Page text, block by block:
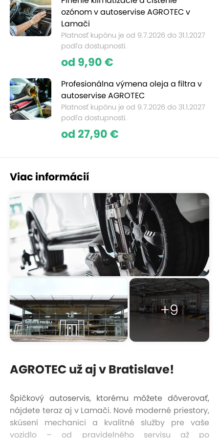
ozónom v autoservise AGROTEC v
Lamači
Platnosť kupónu je od 9.7.2026 do 31.1.2027
podľa dostupnosti.
od 9,90 €
Profesionálna výmena oleja a filtra v
autoservise AGROTEC
Platnosť kupónu je od 9.7.2026 do 31.1.2027
podľa dostupnosti.
od 27,90 €
Viac informácií
+9
AGROTEC už aj v Bratislave!
Špičkový autoservis, ktorému môžete dôverovať,
nájdete teraz aj v Lamači. Nové moderné priestory,
skúsení mechanici a kvalitné služby pre vaše
vozidlo – od pravidelného servisu až po